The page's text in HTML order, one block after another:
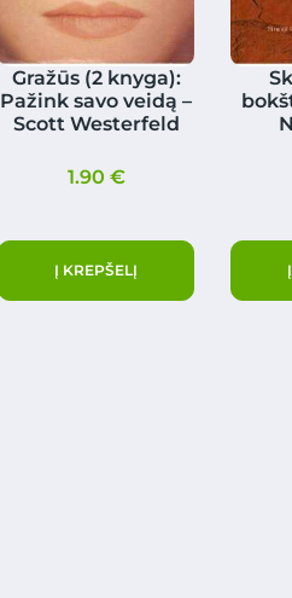
Gražūs (2 knyga):
Pažink savo veidą –
Scott Westerfeld
1.90 €
Į KREPŠELĮ